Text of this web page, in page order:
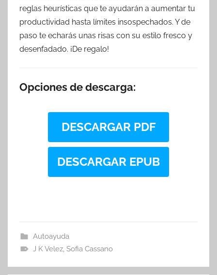
reglas heurísticas que te ayudarán a aumentar tu
productividad hasta límites insospechados. Y de
paso te echarás unas risas con su estilo fresco y
desenfadado. ¡De regalo!
Opciones de descarga:
DESCARGAR PDF
DESCARGAR EPUB
Autoayuda
J K Velez, Sofia Cassano